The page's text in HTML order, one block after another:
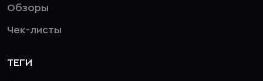
Обзоры
Чек-листы
ТЕГИ